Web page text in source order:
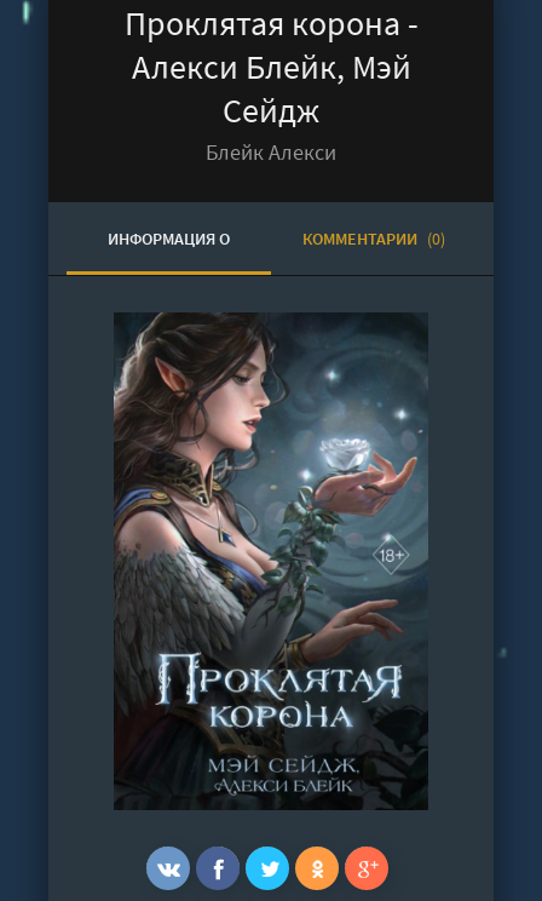
Проклятая корона -
Алекси Блейк, Мэй
Сейдж
Блейк Алекси
ИНФОРМАЦИЯ О
АУДИОКНИГЕ
КОММЕНТАРИИ (0)